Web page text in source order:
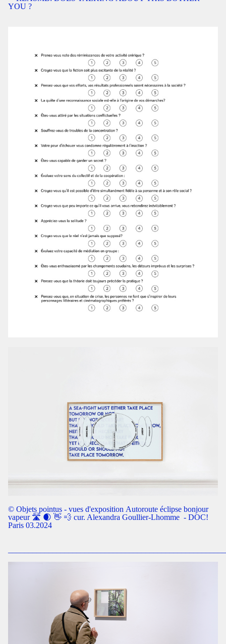
YOU ?
© Objets pointus - vues d'exposition Autoroute éclipse bonjour
vapeur 🛣️ 🌒 👋 💨 cur. Alexandra Goullier-Lhomme - DOC!
Paris 03.2024